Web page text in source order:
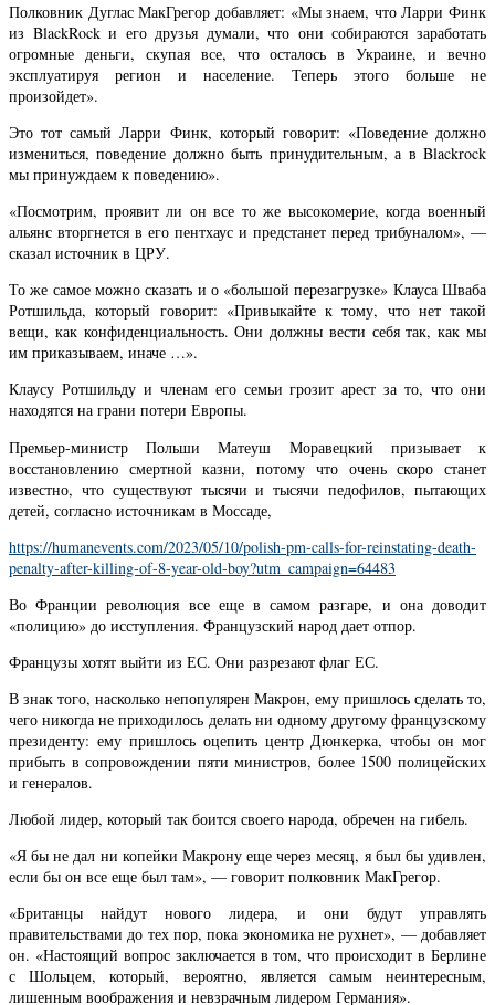
Полковник Дуглас МакГрегор добавляет: «Мы знаем, что Ларри Финк
из BlackRock и его друзья думали, что они собираются заработать
огромные деньги, скупая все, что осталось в Украине, и вечно
эксплуатируя регион и население. Теперь этого больше не
произойдет».
Это тот самый Ларри Финк, который говорит: «Поведение должно
измениться, поведение должно быть принудительным, а в Blackrock
мы принуждаем к поведению».
«Посмотрим, проявит ли он все то же высокомерие, когда военный
альянс вторгнется в его пентхаус и предстанет перед трибуналом», —
сказал источник в ЦРУ.
То же самое можно сказать и о «большой перезагрузке» Клауса Шваба
Ротшильда, который говорит: «Привыкайте к тому, что нет такой
вещи, как конфиденциальность. Они должны вести себя так, как мы
им приказываем, иначе …».
Клаусу Ротшильду и членам его семьи грозит арест за то, что они
находятся на грани потери Европы.
Премьер-министр Польши Матеуш Моравецкий призывает к
восстановлению смертной казни, потому что очень скоро станет
известно, что существуют тысячи и тысячи педофилов, пытающих
детей, согласно источникам в Моссаде,
https://humanevents.com/2023/05/10/polish-pm-calls-for-reinstating-death-
penalty-after-killing-of-8-year-old-boy?utm_campaign=64483
Во Франции революция все еще в самом разгаре, и она доводит
«полицию» до исступления. Французский народ дает отпор.
Французы хотят выйти из ЕС. Они разрезают флаг ЕС.
В знак того, насколько непопулярен Макрон, ему пришлось сделать то,
чего никогда не приходилось делать ни одному другому французскому
президенту: ему пришлось оцепить центр Дюнкерка, чтобы он мог
прибыть в сопровождении пяти министров, более 1500 полицейских
и генералов.
Любой лидер, который так боится своего народа, обречен на гибель.
«Я бы не дал ни копейки Макрону еще через месяц, я был бы удивлен,
если бы он все еще был там», — говорит полковник МакГрегор.
«Британцы найдут нового лидера, и они будут управлять
правительствами до тех пор, пока экономика не рухнет», — добавляет
он. «Настоящий вопрос заключается в том, что происходит в Берлине
с Шольцем, который, вероятно, является самым неинтересным,
лишенным воображения и невзрачным лидером Германия».